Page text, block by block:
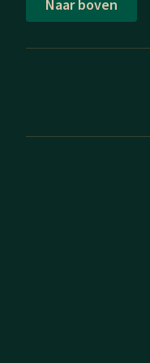
Naar boven